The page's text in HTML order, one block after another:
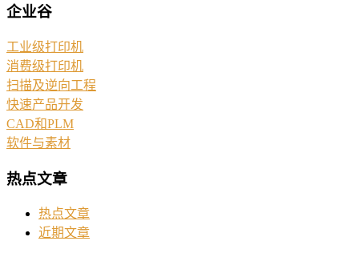
企业谷
工业级打印机
消费级打印机
扫描及逆向工程
快速产品开发
CAD和PLM
软件与素材
热点文章
热点文章
近期文章